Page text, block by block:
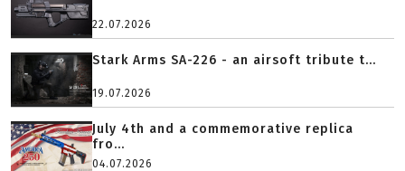
22.07.2026
Stark Arms SA-226 - an airsoft tribute t...
19.07.2026
July 4th and a commemorative replica
fro...
04.07.2026